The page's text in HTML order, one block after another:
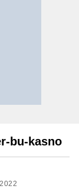
bu-kasno